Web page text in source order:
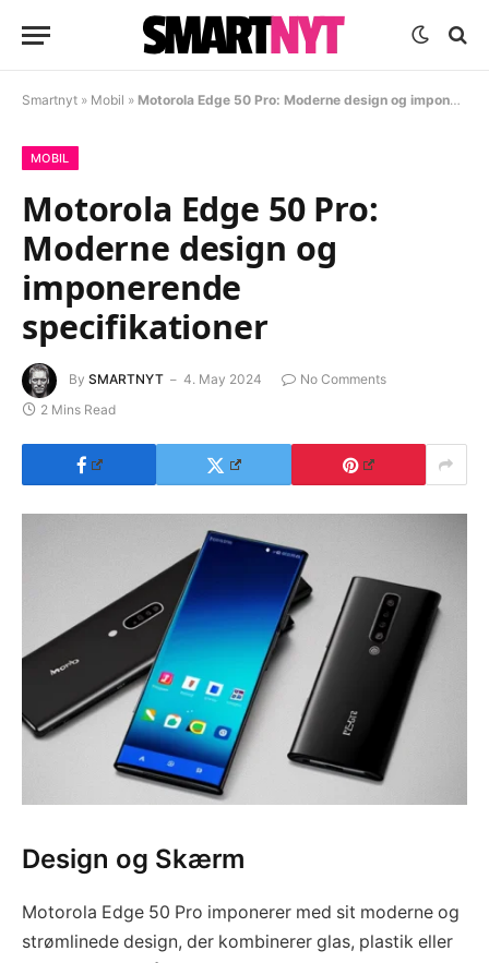
Smartnyt » Mobil » Motorola Edge 50 Pro: Moderne design og imponerende specifikationer
MOBIL
Motorola Edge 50 Pro:
Moderne design og
imponerende
specifikationer
By SMARTNYT 4. May 2024
No Comments
2 Mins Read
Design og Skærm
Motorola Edge 50 Pro imponerer med sit moderne og
strømlinede design, der kombinerer glas, plastik eller